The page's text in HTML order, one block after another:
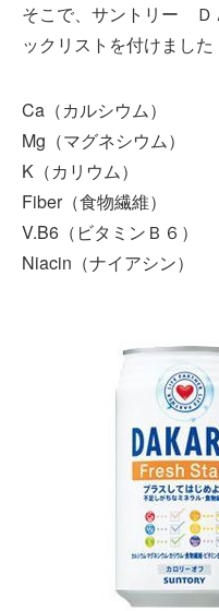
そこで、サントリー
ックリストを付けました
Ca（カルシウム）
Mg（マグネシウム）
K（カリウム）
Fiber（食物繊維）
V.B6（ビタミンＢ６）
Niacin（ナイアシン）